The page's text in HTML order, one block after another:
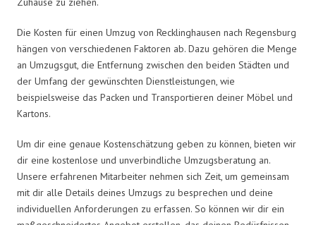
Die Kosten für einen Umzug von Recklinghausen nach Regensburg
hängen von verschiedenen Faktoren ab. Dazu gehören die Menge
an Umzugsgut, die Entfernung zwischen den beiden Städten und
der Umfang der gewünschten Dienstleistungen, wie
beispielsweise das Packen und Transportieren deiner Möbel und
Kartons.
Um dir eine genaue Kostenschätzung geben zu können, bieten wir
dir eine kostenlose und unverbindliche Umzugsberatung an.
Unsere erfahrenen Mitarbeiter nehmen sich Zeit, um gemeinsam
mit dir alle Details deines Umzugs zu besprechen und deine
individuellen Anforderungen zu erfassen. So können wir dir ein